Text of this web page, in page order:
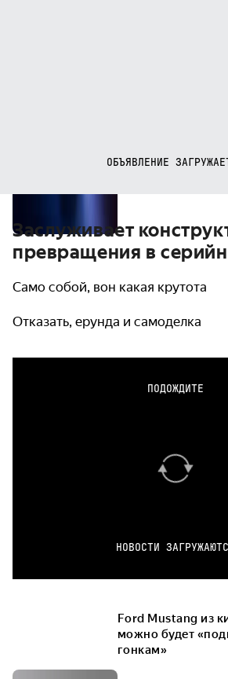
ОБЪЯВЛЕНИЕ
Заслуживает
превращения в
Само собой, вон какая крутота
Отказать, ерунда и самоделка
ПОДОЖДИТЕ
НОВОСТИ
Ford Mustang из
можно будет
гонкам»